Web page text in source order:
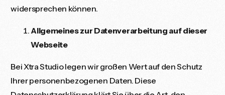
widersprechen können.
Allgemeines zur Datenverarbeitung auf dieser
Webseite
Bei Xtra Studio legen wir großen Wert auf den Schutz
Ihrer personenbezogenen Daten. Diese